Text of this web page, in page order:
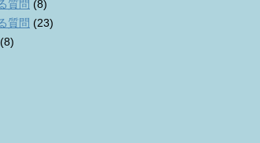
質問 (8)
質問 (23)
(8)